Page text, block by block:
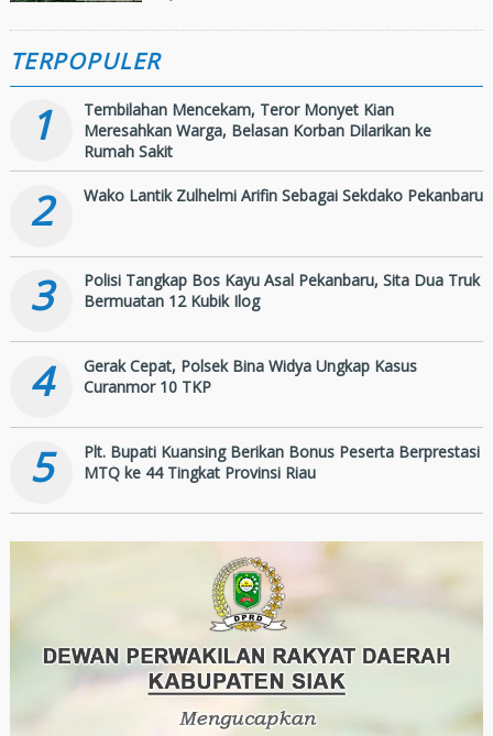
Lahan Eks Ationg Legal
TERPOPULER
1
Tembilahan Mencekam, Teror Monyet Kian
Meresahkan Warga, Belasan Korban Dilarikan ke
Rumah Sakit
2 Wako Lantik Zulhelmi Arifin Sebagai Sekdako Pekanbaru
3
Polisi Tangkap Bos Kayu Asal Pekanbaru, Sita Dua Truk
Bermuatan 12 Kubik Ilog
4
Gerak Cepat, Polsek Bina Widya Ungkap Kasus
Curanmor 10 TKP
5
Plt. Bupati Kuansing Berikan Bonus Peserta Berprestasi
MTQ ke 44 Tingkat Provinsi Riau